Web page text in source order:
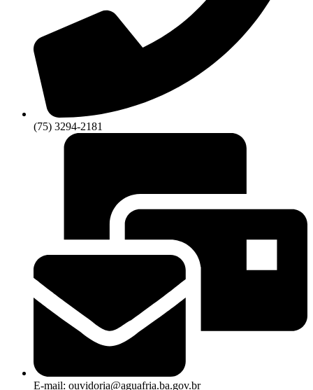
(75) 3294-2181
E-mail: ouvidoria@aguafria.ba.gov.br